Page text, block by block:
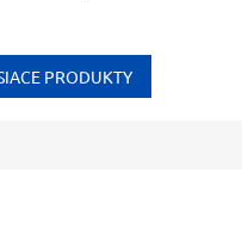
Tento prípravok
Ecolab...
PRODUKTY